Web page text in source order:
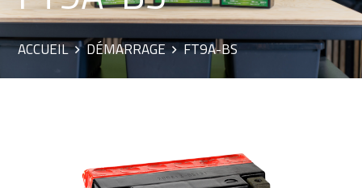
ACCUEIL DÉMARRAGE FT9A-BS